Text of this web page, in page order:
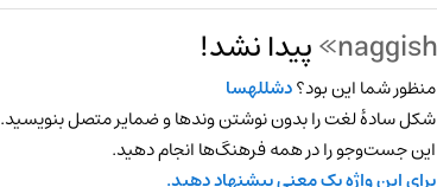
پیدا نشد!
منظور شما این بود؟دشللهسا
شکل سادهٔ لغت را بدون نوشتن وندها و ضمایر متصل بنویسید.
این جست‌وجو را در همه فرهنگ‌ها انجام دهید.
برای این واژه یک معنی پیشنهاد دهید.